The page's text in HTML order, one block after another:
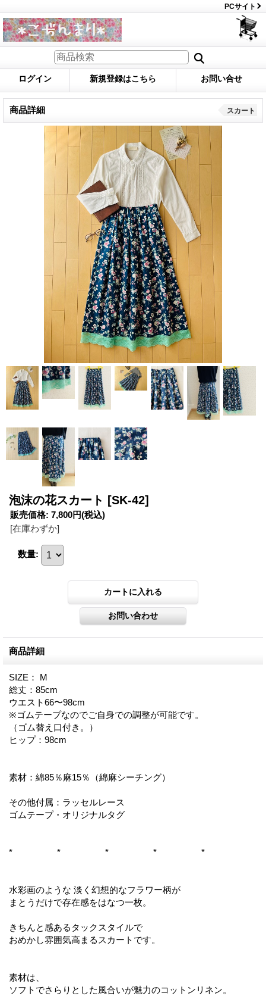
PCサイト
ログイン 新規登録はこちら お問い合せ
商品詳細 スカート
泡沫の花スカート [SK-42]
販売価格: 7,800円(税込)
[在庫わずか]
数量:
商品詳細
SIZE： M
総丈：85cm
ウエスト66〜98cm
※ゴムテープなのでご自身での調整が可能です。
（ゴム替え口付き。）
ヒップ：98cm
素材：綿85％麻15％（綿麻シーチング）
その他付属：ラッセルレース
ゴムテープ・オリジナルタグ
* * * * *
水彩画のような 淡く幻想的なフラワー柄が
まとうだけで存在感をはなつ一枚。
きちんと感あるタックスタイルで
おめかし雰囲気高まるスカートです。
素材は、
ソフトでさらりとした風合いが魅力のコットンリネン。